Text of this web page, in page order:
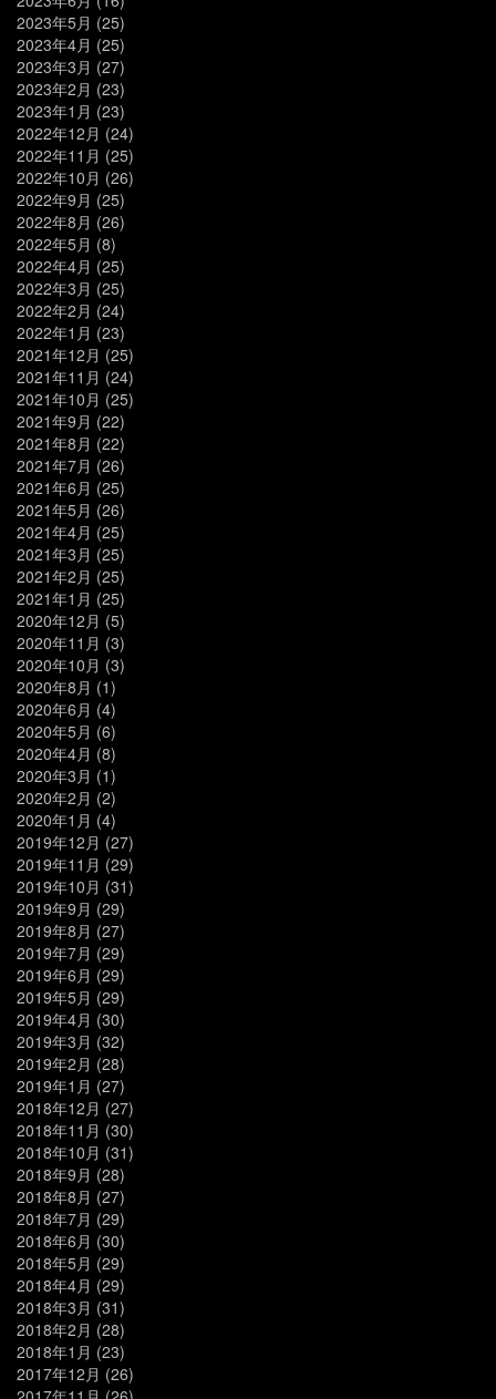
2023年5月 (25)
2023年4月 (25)
2023年3月 (27)
2023年2月 (23)
2023年1月 (23)
2022年12月 (24)
2022年11月 (25)
2022年10月 (26)
2022年9月 (25)
2022年8月 (26)
2022年5月 (8)
2022年4月 (25)
2022年3月 (25)
2022年2月 (24)
2022年1月 (23)
2021年12月 (25)
2021年11月 (24)
2021年10月 (25)
2021年9月 (22)
2021年8月 (22)
2021年7月 (26)
2021年6月 (25)
2021年5月 (26)
2021年4月 (25)
2021年3月 (25)
2021年2月 (25)
2021年1月 (25)
2020年12月 (5)
2020年11月 (3)
2020年10月 (3)
2020年8月 (1)
2020年6月 (4)
2020年5月 (6)
2020年4月 (8)
2020年3月 (1)
2020年2月 (2)
2020年1月 (4)
2019年12月 (27)
2019年11月 (29)
2019年10月 (31)
2019年9月 (29)
2019年8月 (27)
2019年7月 (29)
2019年6月 (29)
2019年5月 (29)
2019年4月 (30)
2019年3月 (32)
2019年2月 (28)
2019年1月 (27)
2018年12月 (27)
2018年11月 (30)
2018年10月 (31)
2018年9月 (28)
2018年8月 (27)
2018年7月 (29)
2018年6月 (30)
2018年5月 (29)
2018年4月 (29)
2018年3月 (31)
2018年2月 (28)
2018年1月 (23)
2017年12月 (26)